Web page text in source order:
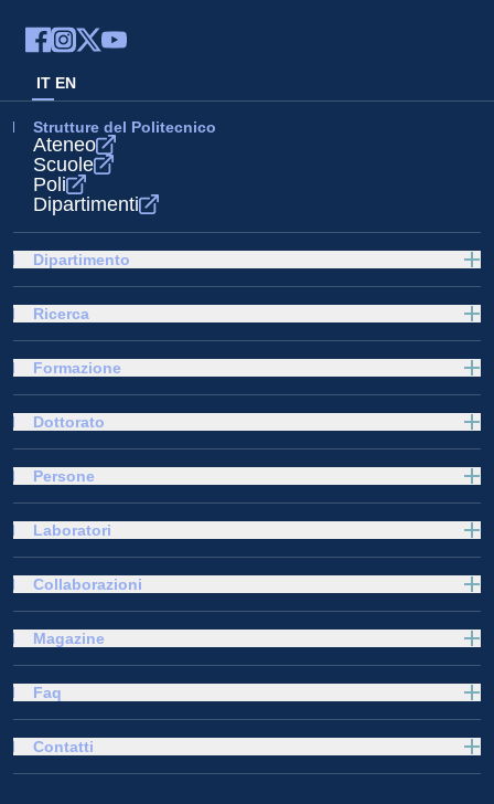
IT EN
Strutture del Politecnico
Ateneo
Scuole
Poli
Dipartimenti
Dipartimento
Ricerca
Formazione
Dottorato
Persone
Laboratori
Collaborazioni
Magazine
Faq
Contatti